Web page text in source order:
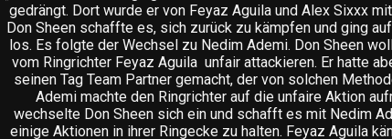
gedrängt. Dort wurde er von Feyaz Aguila und Alex Sixxx
Don Sheen schaffte es, sich zurück zu kämpfen und ging
los. Es folgte der Wechsel zu Nedim Ademi. Don Sheen
vom Ringrichter Feyaz Aguila unfair attackieren. Er hatte
seinen Tag Team Partner gemacht, der von solchen
Ademi machte den Ringrichter auf die unfaire Aktion
wechselte Don Sheen sich ein und schafft es mit Nedim
einige Aktionen in ihrer Ringecke zu halten. Feyaz Aguila